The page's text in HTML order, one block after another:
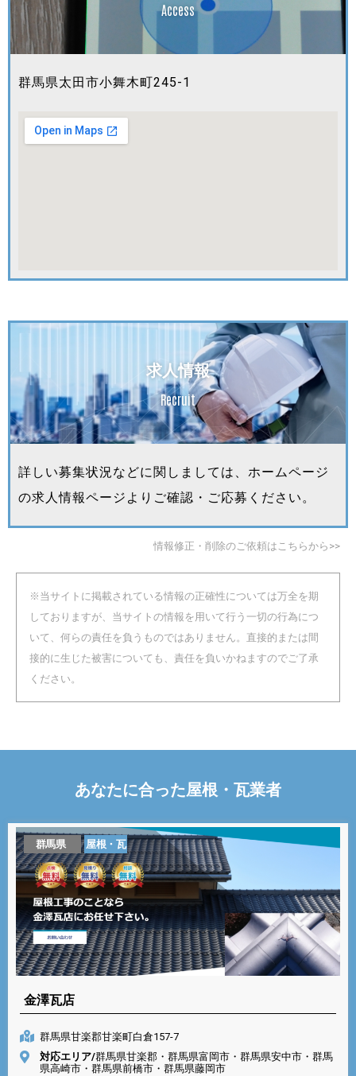
Access
群馬県太田市小舞木町245-1
求人情報
Recruit
詳しい募集状況などに関しましては、ホームページ
の求人情報ページよりご確認・ご応募ください。
情報修正・削除のご依頼はこちらから>>
※当サイトに掲載されている情報の正確性については万全を期
しておりますが、当サイトの情報を用いて行う一切の行為につ
いて、何らの責任を負うものではありません。直接的または間
接的に生じた被害についても、責任を負いかねますのでご了承
ください。
あなたに合った屋根・瓦業者
群馬県 屋根・瓦
金澤瓦店
群馬県甘楽郡甘楽町白倉157-7
対応エリア/群馬県甘楽郡・群馬県富岡市・群馬県安中市・群馬
県高崎市・群馬県前橋市・群馬県藤岡市